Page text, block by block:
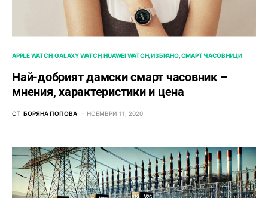
APPLE WATCH GALAXY WATCH HUAWEI WATCH ИЗБРАНО СМАРТ ЧАСОВНИЦИ
Най-добрият дамски смарт часовник –
мнения, характеристики и цена
ОТ БОРЯНА ПОПОВА НОЕМВРИ 11, 2020